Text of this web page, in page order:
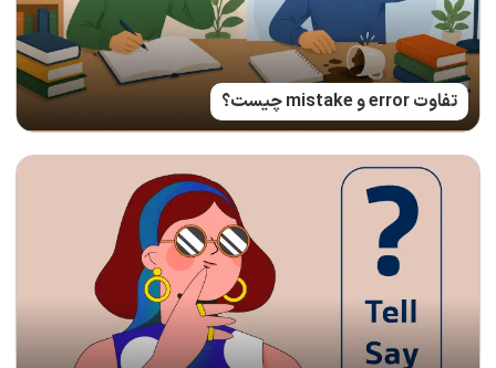
تفاوت error و mistake چیست؟